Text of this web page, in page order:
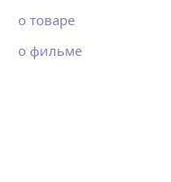
о товаре
о фильме